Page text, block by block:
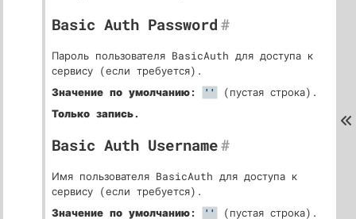
Basic Auth Password #
Пароль пользователя BasicAuth для доступа к
сервису (если требуется).
Значение по умолчанию:
''
(пустая строка).
Только запись.
Basic Auth Username#
Имя пользователя BasicAuth для доступа к
сервису (если требуется).
Значение по умолчанию:
'' (пустая строка).